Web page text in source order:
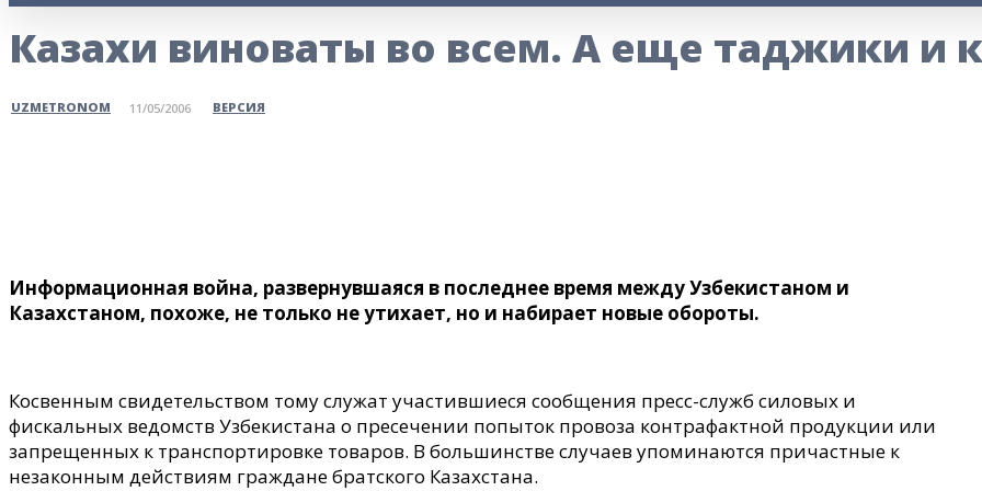
Казахи виноваты во всем. А еще таджики и
UZMETRONOM 11/05/2006 ВЕРСИЯ
Информационная война, развернувшаяся в последнее время между Узбекистаном и
Казахстаном, похоже, не только не утихает, но и набирает новые обороты.
Косвенным свидетельством тому служат участившиеся сообщения пресс-служб силовых и
фискальных ведомств Узбекистана о пресечении попыток провоза контрафактной продукции или
запрещенных к транспортировке товаров. В большинстве случаев упоминаются причастные к
незаконным действиям граждане братского Казахстана.